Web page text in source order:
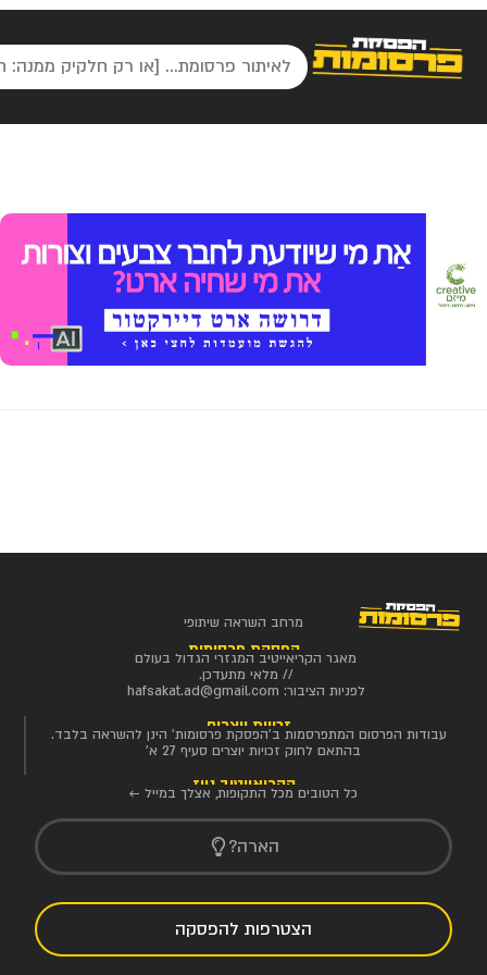
מרחב השראה שיתופי
הפסקת פרסומות
מאגר הקריאייטיב המגזרי הגדול בעולם
// מלאי מתעדכן.
לפניות הציבור: hafsakat.ad@gmail.com
זכויות יוצרים
עבודות הפרסום המתפרסמות ב'הפסקת פרסומות' הינן להשראה בלבד.
בהתאם לחוק זכויות יוצרים סעיף 27 א'
הקריאייטיב ניוז
כל הטובים מכל התקופות, אצלך במייל ←
הארה?
הצטרפות להפסקה